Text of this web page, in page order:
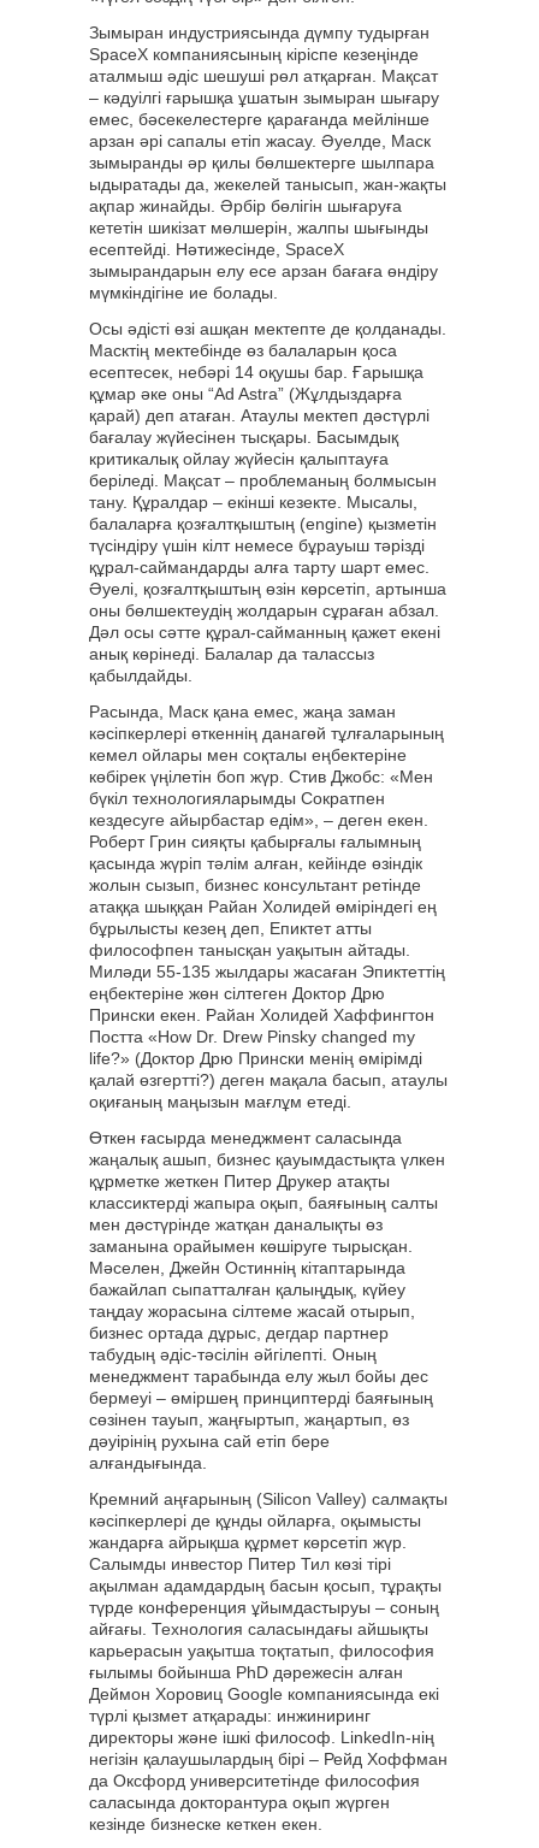
Зымыран индустриясында дүмпу тудырған
SpaceX компаниясының кіріспе кезеңінде
аталмыш әдіс шешуші рөл атқарған. Мақсат
– кәдуілгі ғарышқа ұшатын зымыран шығару
емес, бәсекелестерге қарағанда мейлінше
арзан әрі сапалы етіп жасау. Әуелде, Маск
зымыранды әр қилы бөлшектерге шылпара
ыдыратады да, жекелей танысып, жан-жақты
ақпар жинайды. Әрбір бөлігін шығаруға
кететін шикізат мөлшерін, жалпы шығынды
есептейді. Нәтижесінде, SpaceX
зымырандарын елу есе арзан бағаға өндіру
мүмкіндігіне ие болады.
Осы әдісті өзі ашқан мектепте де қолданады.
Масктің мектебінде өз балаларын қоса
есептесек, небәрі 14 оқушы бар. Ғарышқа
құмар әке оны “Ad Astra” (Жұлдыздарға
қарай) деп атаған. Атаулы мектеп дәстүрлі
бағалау жүйесінен тысқары. Басымдық
критикалық ойлау жүйесін қалыптауға
беріледі. Мақсат – проблеманың болмысын
тану. Құралдар – екінші кезекте. Мысалы,
балаларға қозғалтқыштың (engine) қызметін
түсіндіру үшін кілт немесе бұрауыш тәрізді
құрал-саймандарды алға тарту шарт емес.
Әуелі, қозғалтқыштың өзін көрсетіп, артынша
оны бөлшектеудің жолдарын сұраған абзал.
Дәл осы сәтте құрал-сайманның қажет екені
анық көрінеді. Балалар да талассыз
қабылдайды.
Расында, Маск қана емес, жаңа заман
кәсіпкерлері өткеннің данагөй тұлғаларының
кемел ойлары мен соқталы еңбектеріне
көбірек үңілетін боп жүр. Стив Джобс: «Мен
бүкіл технологияларымды Сократпен
кездесуге айырбастар едім», – деген екен.
Роберт Грин сияқты қабырғалы ғалымның
қасында жүріп тәлім алған, кейінде өзіндік
жолын сызып, бизнес консультант ретінде
атаққа шыққан Райан Холидей өміріндегі ең
бұрылысты кезең деп, Епиктет атты
философпен танысқан уақытын айтады.
Миләди 55-135 жылдары жасаған Эпиктеттің
еңбектеріне жөн сілтеген Доктор Дрю
Прински екен. Райан Холидей Хаффингтон
Постта «How Dr. Drew Pinsky changed my
life?» (Доктор Дрю Прински менің өмірімді
қалай өзгертті?) деген мақала басып, атаулы
оқиғаның маңызын мағлұм етеді.
Өткен ғасырда менеджмент саласында
жаңалық ашып, бизнес қауымдастықта үлкен
құрметке жеткен Питер Друкер атақты
классиктерді жапыра оқып, баяғының салты
мен дәстүрінде жатқан даналықты өз
заманына орайымен көшіруге тырысқан.
Мәселен, Джейн Остиннің кітаптарында
бажайлап сыпатталған қалыңдық, күйеу
таңдау жорасына сілтеме жасай отырып,
бизнес ортада дұрыс, дегдар партнер
табудың әдіс-тәсілін әйгілепті. Оның
менеджмент тарабында елу жыл бойы дес
бермеуі – өміршең принциптерді баяғының
сөзінен тауып, жаңғыртып, жаңартып, өз
дәуірінің рухына сай етіп бере
алғандығында.
Кремний аңғарының (Silicon Valley) салмақты
кәсіпкерлері де құнды ойларға, оқымысты
жандарға айрықша құрмет көрсетіп жүр.
Салымды инвестор Питер Тил көзі тірі
ақылман адамдардың басын қосып, тұрақты
түрде конференция ұйымдастыруы – соның
айғағы. Технология саласындағы айшықты
карьерасын уақытша тоқтатып, философия
ғылымы бойынша PhD дәрежесін алған
Деймон Хоровиц Google компаниясында екі
түрлі қызмет атқарады: инжиниринг
директоры және ішкі философ. LinkedIn-нің
негізін қалаушылардың бірі – Рейд Хоффман
да Оксфорд университетінде философия
саласында докторантура оқып жүрген
кезінде бизнеске кеткен екен.